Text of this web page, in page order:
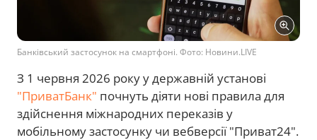
Банківський застосунок на смартфоні. Фото: Новини.LIVE
З 1 червня 2026 року у державній установі
"ПриватБанк" почнуть діяти нові правила для
здійснення міжнародних переказів у
мобільному застосунку чи вебверсії "Приват24".